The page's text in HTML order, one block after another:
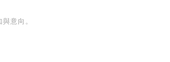
意向。